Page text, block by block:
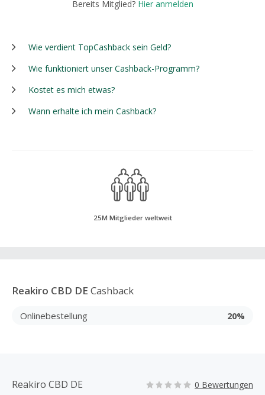
Bereits Mitglied? Hier anmelden
Wie verdient TopCashback sein Geld?
Wie funktioniert unser Cashback-Programm?
Kostet es mich etwas?
Wann erhalte ich mein Cashback?
25M Mitglieder weltweit
Reakiro CBD DE Cashback
Onlinebestellung 20%
Reakiro CBD DE 0 Bewertungen